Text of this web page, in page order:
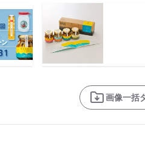
画像一括